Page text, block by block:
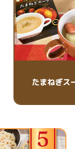
たまねぎス